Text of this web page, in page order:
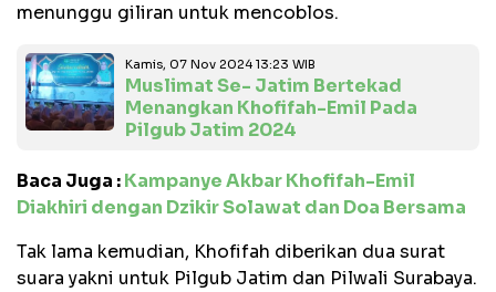
menunggu giliran untuk mencoblos.
Kamis, 07 Nov 2024 13:23 WIB
Muslimat Se- Jatim Bertekad
Menangkan Khofifah-Emil Pada
Pilgub Jatim 2024
Baca Juga :Kampanye Akbar Khofifah-Emil
Diakhiri dengan Dzikir Solawat dan Doa Bersama
Tak lama kemudian, Khofifah diberikan dua surat
suara yakni untuk Pilgub Jatim dan Pilwali Surabaya.